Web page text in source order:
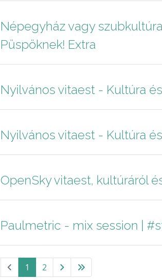
Népegyház vagy
Püspöknek! Extra
Nyilvános vitaest - Kultúra
Nyilvános vitaest - Kultúra
OpenSky vitaest, kultúráról
Paulmetric - mix session |
1 2